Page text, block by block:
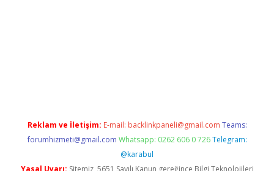
Reklam ve İletişim: E-mail: backlinkpaneli@gmail.com Teams:
forumhizmeti@gmail.com Whatsapp: 0262 606 0 726 Telegram:
@karabul
Yasal Uyarı: Sitemiz, 5651 Sayılı Kanun gereğince Bilgi Teknolojileri